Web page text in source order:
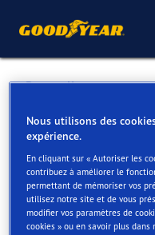
Retour liste
IAC MEISER
Services disponibles
Contact Services
Nous utilisons des
expérience.
En cliquant sur « Autoriser les
contribuez à améliorer le
permettant de mémoriser vos
utilisez notre site et de vous
modifier vos paramètres de
cookies » ou en savoir plus dans